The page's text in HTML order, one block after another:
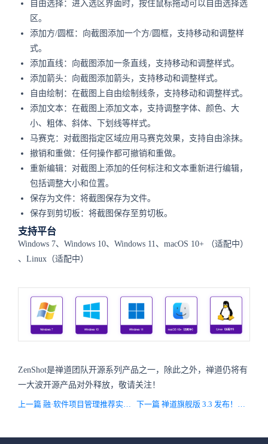
自由选择：进入选区界面时，按住鼠标拖动可以自由选择选
区。
添加方/圆框：向截图添加一个方/圆框，支持移动和调整样
式。
添加直线：向截图添加一条直线，支持移动和调整样式。
添加箭头：向截图添加箭头，支持移动和调整样式。
自由绘制：在截图上自由绘制线条，支持移动和调整样式。
添加文本：在截图上添加文本，支持调整字体、颜色、大
小、粗体、斜体、下划线等样式。
马赛克：对截图指定区域应用马赛克效果，支持自由涂抹。
撤销和重做：任何操作都可撤销和重做。
重新编辑：对截图上添加的任何标注和文本重新进行编辑，
包括调整大小和位置。
保存为文件：将截图保存为文件。
保存到剪切板：将截图保存至剪切板。
支持平台
Windows 7、Windows 10、Windows 11、macOS 10+
（适配中）
、Linux（适配中）
ZenShot是禅道团队开源系列产品之一，除此之外，禅道仍将有
一大波开源产品对外释放，敬请关注！
上一篇 融·软件项目管理推荐实践库（RRPL）抢先版（0.1版本）已上线！ 下一篇 禅道旗舰版 3.3 发布！问题、风险、机会等功能增加字段自定义与导出功能